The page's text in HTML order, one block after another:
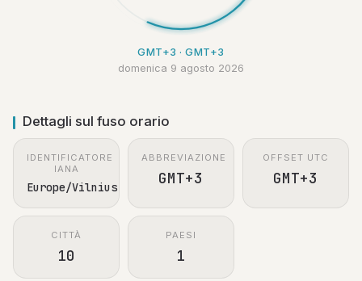
GMT+3 · GMT+3
domenica 9 agosto 2026
Dettagli sul fuso orario
IDENTIFICATORE
IANA
Europe/Vilnius
ABBREVIAZIONE
GMT+3
OFFSET UTC
GMT+3
CITTÀ
10
PAESI
1